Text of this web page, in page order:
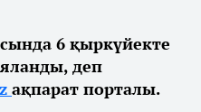
6 қыркүйекте
деп
ақпарат порталы.